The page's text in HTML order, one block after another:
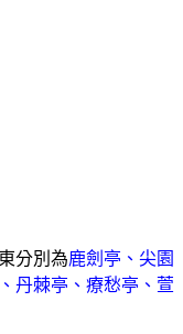
分別為鹿劍亭、尖園
丹棘亭、療愁亭、萱